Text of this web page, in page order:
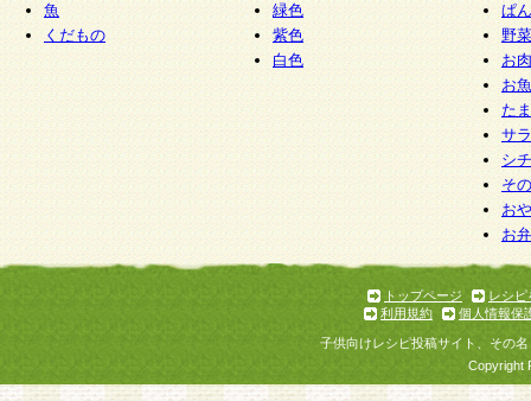
報の利用目的の通知・開示・内容の訂正・追加
停止・消去及び第三者への提供の禁止（以下、
といいます。）に応じます。
開示等に応じる窓口は以下になります。
ぱくすく食堂個人情報お客様相談窓口 paku-
m
個人情報を与えることは任意ですが、個人情報
意をいただけない場合には、当社のサービスの
お問い合わせ・ご相談への対応ができない場合
魚
くだもの
緑色
紫色
白色
ぱん
野
お
お
た
サ
シ
そ
お
お
トップページ
レシピ
利用規約
個人情報保
子供向けレシピ投稿サイト、その
Copyright